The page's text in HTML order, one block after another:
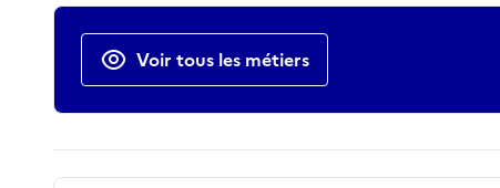
Actions rapides
Voir tous les métiers